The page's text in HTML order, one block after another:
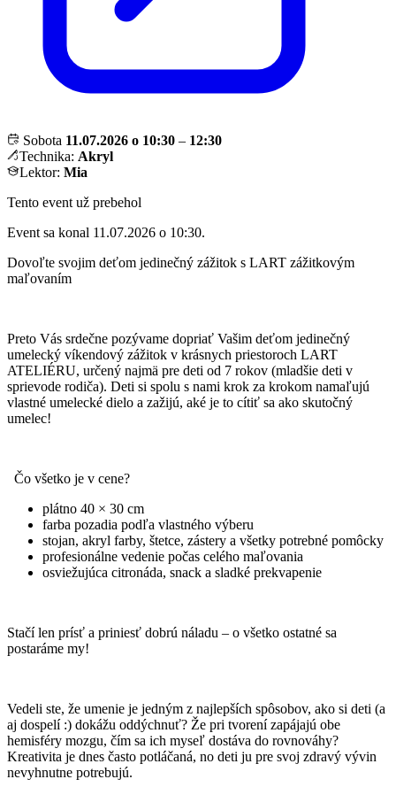
Sobota 11.07.2026 o 10:30 – 12:30
Technika: Akryl
Lektor: Mia
Tento event už prebehol
Event sa konal 11.07.2026 o 10:30.
Dovoľte svojim deťom jedinečný zážitok s LART zážitkovým
maľovaním
Preto Vás srdečne pozývame dopriať Vašim deťom jedinečný
umelecký víkendový zážitok v krásnych priestoroch LART
ATELIÉRU, určený najmä pre deti od 7 rokov (mladšie deti v
sprievode rodiča). Deti si spolu s nami krok za krokom namaľujú
vlastné umelecké dielo a zažijú, aké je to cítiť sa ako skutočný
umelec!
Čo všetko je v cene?
plátno 40 × 30 cm
farba pozadia podľa vlastného výberu
stojan, akryl farby, štetce, zástery a všetky potrebné pomôcky
profesionálne vedenie počas celého maľovania
osviežujúca citronáda, snack a sladké prekvapenie
Stačí len prísť a priniesť dobrú náladu – o všetko ostatné sa
postaráme my!
Vedeli ste, že umenie je jedným z najlepších spôsobov, ako si deti (a
aj dospelí :) dokážu oddýchnuť? Že pri tvorení zapájajú obe
hemisféry mozgu, čím sa ich myseľ dostáva do rovnováhy?
Kreativita je dnes často potláčaná, no deti ju pre svoj zdravý vývin
nevyhnutne potrebujú.